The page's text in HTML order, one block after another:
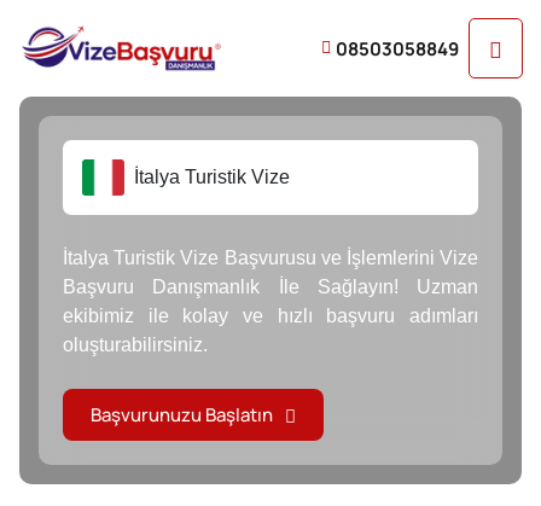
08503058849
İtalya Turistik Vize
İtalya Turistik Vize Başvurusu ve İşlemlerini Vize
Başvuru Danışmanlık İle Sağlayın! Uzman
ekibimiz ile kolay ve hızlı başvuru adımları
oluşturabilirsiniz.
Başvurunuzu Başlatın